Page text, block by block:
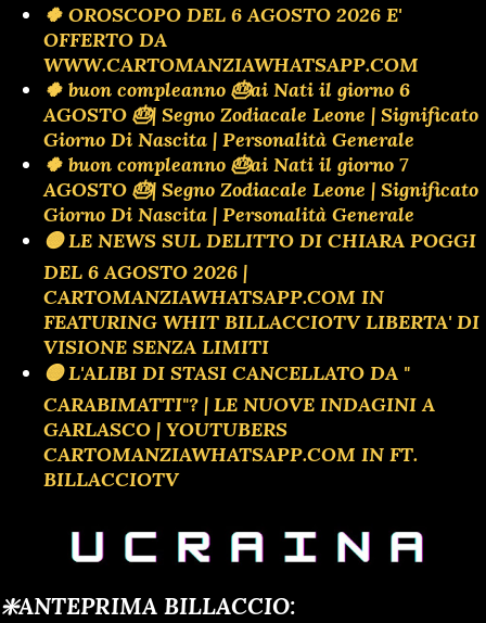
🍀 OROSCOPO DEL 6 AGOSTO 2026 E'
OFFERTO DA
WWW.CARTOMANZIAWHATSAPP.COM
🍀 buon compleanno 🎂ai Nati il giorno 6
AGOSTO 🎂| Segno Zodiacale Leone | Significato
Giorno Di Nascita | Personalità Generale
🍀 buon compleanno 🎂ai Nati il giorno 7
AGOSTO 🎂| Segno Zodiacale Leone | Significato
Giorno Di Nascita | Personalità Generale
🟡 LE NEWS SUL DELITTO DI CHIARA POGGI
DEL 6 AGOSTO 2026 |
CARTOMANZIAWHATSAPP.COM IN
FEATURING WHIT BILLACCIOTV LIBERTA' DI
VISIONE SENZA LIMITI
🟡 L'ALIBI DI STASI CANCELLATO DA "
CARABIMATTI"? | LE NUOVE INDAGINI A
GARLASCO | YOUTUBERS
CARTOMANZIAWHATSAPP.COM IN FT.
BILLACCIOTV
❇️ANTEPRIMA BILLACCIO: